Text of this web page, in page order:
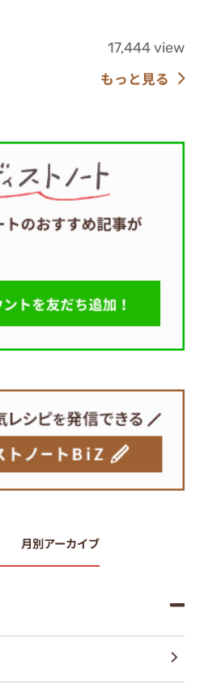
17,444 view
もっと見る
月別アーカイブ